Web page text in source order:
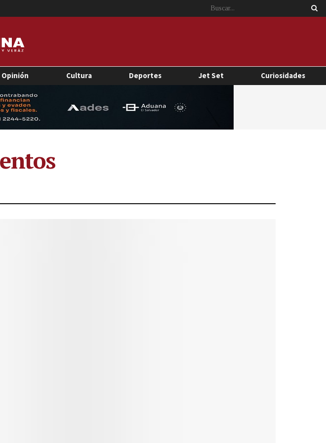
Opinión Cultura Deportes Jet Set Curiosidades